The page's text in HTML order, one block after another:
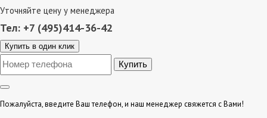
Уточняйте цену у менеджера
Тел: +7 (495)414-36-42
Купить в один клик
Пожалуйста, введите Ваш телефон, и наш менеджер свяжется с Вами!